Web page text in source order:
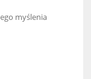
myślenia